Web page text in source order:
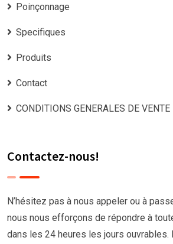
Poinçonnage
Specifiques
Produits
Contact
CONDITIONS GENERALES DE VENTE
Contactez-nous!
N’hésitez pas à nous appeler ou à
nous nous efforçons de répondre à
dans les 24 heures les jours ouvrables.